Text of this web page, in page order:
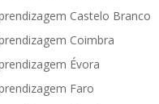
Castelo Branco
Coimbra
Évora
Faro